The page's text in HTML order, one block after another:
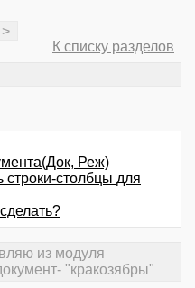
>
К списку разделов
Реж)
столбцы для
из модуля
"кракозябры"